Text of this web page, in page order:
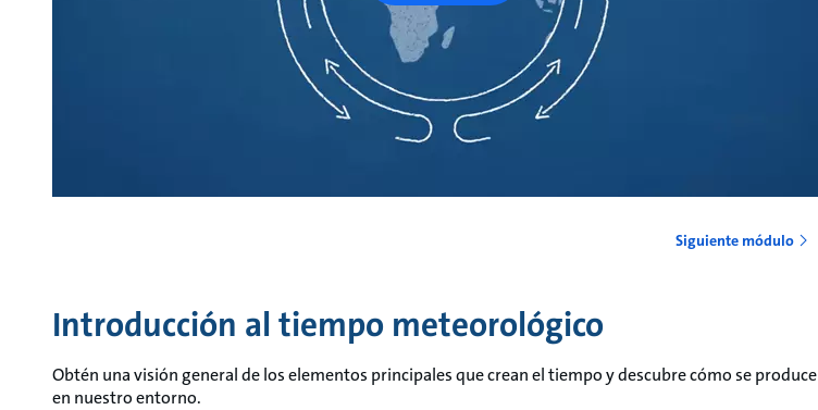
Siguiente módulo
Introducción al tiempo meteorológico
Obtén una visión general de los elementos principales que crean el tiempo y descubre cómo se produce
en nuestro entorno.